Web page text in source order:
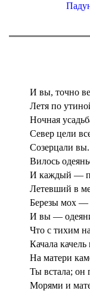
И вы, точно
Летя по
Ночная
Север цели
Созерцали вы.
Вилось
И каждый —
Летевший в
Березы мох —
И вы —
Что с тихим
Качала
На матери
Ты встала; он
Морями и